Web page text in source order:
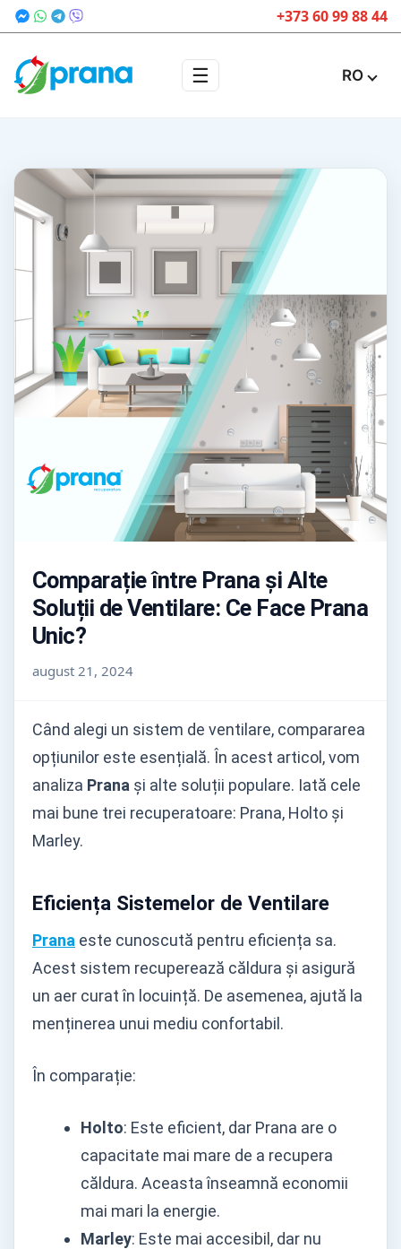
+373 60 99 88 44
☰ RO
Comparație între Prana și Alte
Soluții de Ventilare: Ce Face Prana
Unic?
august 21, 2024
Când alegi un sistem de ventilare, compararea
opțiunilor este esențială. În acest articol, vom
analiza Prana și alte soluții populare. Iată cele
mai bune trei recuperatoare: Prana, Holto și
Marley.
Eficiența Sistemelor de Ventilare
Prana este cunoscută pentru eficiența sa.
Acest sistem recuperează căldura și asigură
un aer curat în locuință. De asemenea, ajută la
menținerea unui mediu confortabil.
În comparație:
Holto: Este eficient, dar Prana are o
capacitate mai mare de a recupera
căldura. Aceasta înseamnă economii
mai mari la energie.
Marley: Este mai accesibil, dar nu